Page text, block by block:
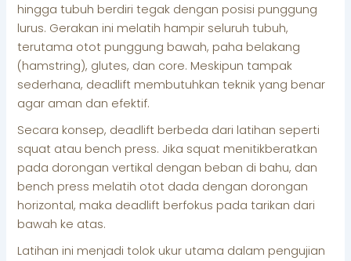
hingga tubuh berdiri tegak dengan posisi punggung
lurus. Gerakan ini melatih hampir seluruh tubuh,
terutama otot punggung bawah, paha belakang
(hamstring), glutes, dan core. Meskipun tampak
sederhana, deadlift membutuhkan teknik yang benar
agar aman dan efektif.
Secara konsep, deadlift berbeda dari latihan seperti
squat atau bench press. Jika squat menitikberatkan
pada dorongan vertikal dengan beban di bahu, dan
bench press melatih otot dada dengan dorongan
horizontal, maka deadlift berfokus pada tarikan dari
bawah ke atas.
Latihan ini menjadi tolok ukur utama dalam pengujian